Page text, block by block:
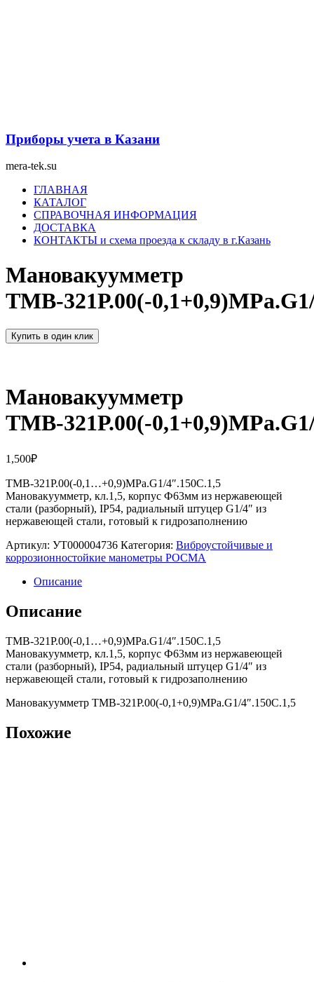
Приборы учета в Казани
mera-tek.su
МенюГЛАВНАЯ
КАТАЛОГ
СПРАВОЧНАЯ ИНФОРМАЦИЯ
ДОСТАВКА
КОНТАКТЫ и схема проезда к складу в г.Казань
Мановакуумметр
ТМВ-321Р.00(-
Купить в один клик
Мановакуумметр
ТМВ-321Р.00(-
1,500₽
ТМВ-321Р.00(-0,1…+0,9)MPa.G1/4″.150С.1,5
Мановакуумметр, кл.1,5, корпус Ф63мм из нержавеющей
стали (разборный), IP54, радиальный штуцер G1/4″ из
нержавеющей стали, готовый к гидрозаполнению
Артикул: УТ000004736 Категория: Виброустойчивые и
коррозионностойкие манометры РОСМА
Описание
Описание
ТМВ-321Р.00(-0,1…+0,9)MPa.G1/4″.150С.1,5
Мановакуумметр, кл.1,5, корпус Ф63мм из нержавеющей
стали (разборный), IP54, радиальный штуцер G1/4″ из
нержавеющей стали, готовый к гидрозаполнению
Мановакуумметр ТМВ-321Р.00(-0,1+0,9)MPa.G1/4″.150С.1,5
Похожие